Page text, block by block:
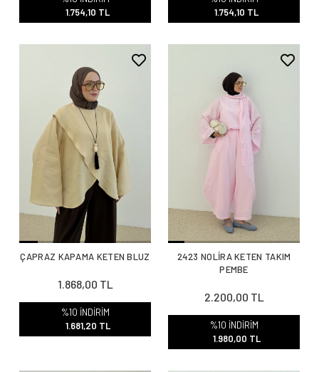
1.754,10 TL
1.754,10 TL
ÇAPRAZ KAPAMA KETEN BLUZ
1.868,00 TL
%10 İNDİRİM
1.681,20 TL
2423 NOLİRA KETEN TAKIM
PEMBE
2.200,00 TL
%10 İNDİRİM
1.980,00 TL